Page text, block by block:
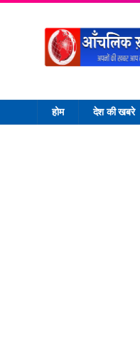
होम देश की खबरे